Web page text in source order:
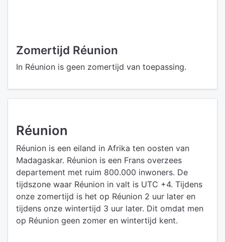
Zomertijd Réunion
In Réunion is geen zomertijd van toepassing.
Réunion
Réunion is een eiland in Afrika ten oosten van
Madagaskar. Réunion is een Frans overzees
departement met ruim 800.000 inwoners. De
tijdszone waar Réunion in valt is UTC +4. Tijdens
onze zomertijd is het op Réunion 2 uur later en
tijdens onze wintertijd 3 uur later. Dit omdat men
op Réunion geen zomer en wintertijd kent.